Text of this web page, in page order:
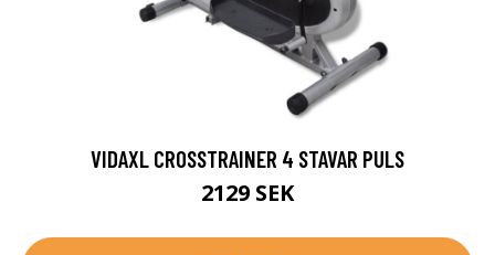
VIDAXL CROSSTRAINER 4 STAVAR PULS
2129 SEK